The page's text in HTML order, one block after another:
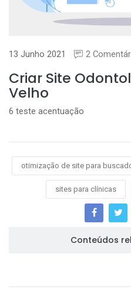
13 Junho 2021 2
Criar Site
Velho
6 teste acentuação
otimização de site para
sites para clínicas
Conteúdos